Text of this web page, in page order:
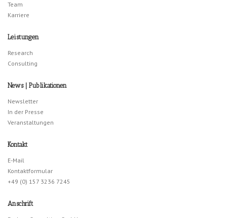
Team
Karriere
Leistungen
Research
Consulting
News | Publikationen
Newsletter
In der Presse
Veranstaltungen
Kontakt
E-Mail
Kontaktformular
+49 (0) 157 3236 7245
Anschrift